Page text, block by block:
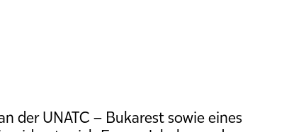
der UNATC – Bukarest sowie eines